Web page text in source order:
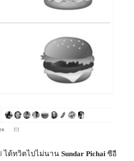
ได้ทวิตไปไม่นานSundar Pichai ซีอี